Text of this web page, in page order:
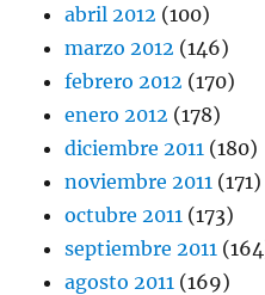
abril 2012 (100)
marzo 2012 (146)
febrero 2012 (170)
enero 2012 (178)
diciembre 2011 (180)
noviembre 2011 (171)
octubre 2011 (173)
septiembre 2011
agosto 2011 (169)